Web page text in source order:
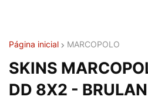
Página inicial MARCOPOLO
SKINS
DD 8X2 - BRULAN